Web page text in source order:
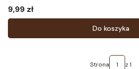
Cena
9,99 zł
Do koszyka
Strona z 1